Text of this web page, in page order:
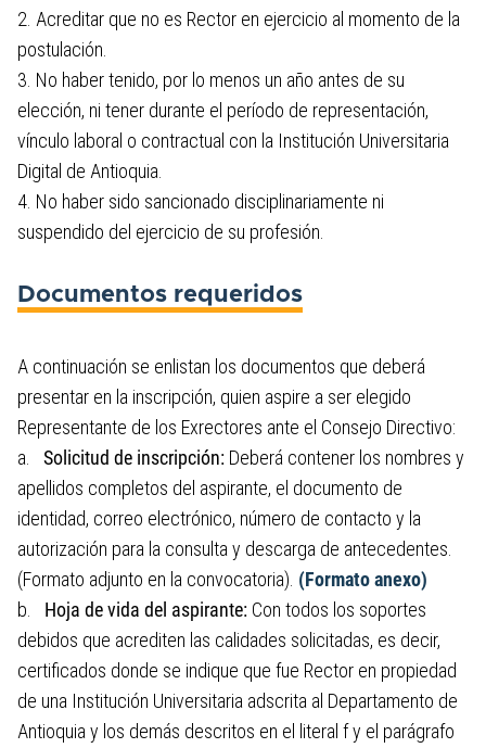
2. Acreditar que no es Rector en ejercicio al momento de la
postulación.
3. No haber tenido, por lo menos un año antes de su
elección, ni tener durante el período de representación,
vínculo laboral o contractual con la Institución Universitaria
Digital de Antioquia.
4. No haber sido sancionado disciplinariamente ni
suspendido del ejercicio de su profesión.
Documentos requeridos
A continuación se enlistan los documentos que deberá
presentar en la inscripción, quien aspire a ser elegido
Representante de los Exrectores ante el Consejo Directivo:
a. Solicitud de inscripción: Deberá contener los nombres y
apellidos completos del aspirante, el documento de
identidad, correo electrónico, número de contacto y la
autorización para la consulta y descarga de antecedentes.
(Formato adjunto en la convocatoria). (Formato anexo)
b. Hoja de vida del aspirante: Con todos los soportes
debidos que acrediten las calidades solicitadas, es decir,
certificados donde se indique que fue Rector en propiedad
de una Institución Universitaria adscrita al Departamento de
Antioquia y los demás descritos en el literal f y el parágrafo